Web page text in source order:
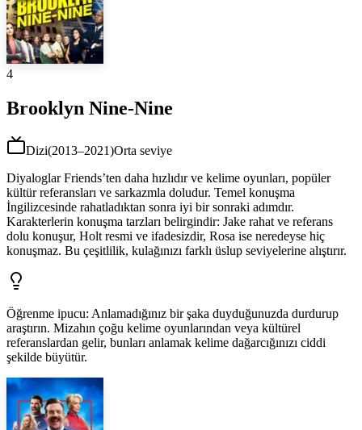
4
Brooklyn Nine-Nine
Dizi(2013–2021)Orta seviye
Diyaloglar Friends’ten daha hızlıdır ve kelime oyunları, popüler
kültür referansları ve sarkazmla doludur. Temel konuşma
İngilizcesinde rahatladıktan sonra iyi bir sonraki adımdır.
Karakterlerin konuşma tarzları belirgindir: Jake rahat ve referans
dolu konuşur, Holt resmi ve ifadesizdir, Rosa ise neredeyse hiç
konuşmaz. Bu çeşitlilik, kulağınızı farklı üslup seviyelerine alıştırır.
Öğrenme ipucu: Anlamadığınız bir şaka duyduğunuzda durdurup
araştırın. Mizahın çoğu kelime oyunlarından veya kültürel
referanslardan gelir, bunları anlamak kelime dağarcığınızı ciddi
şekilde büyütür.